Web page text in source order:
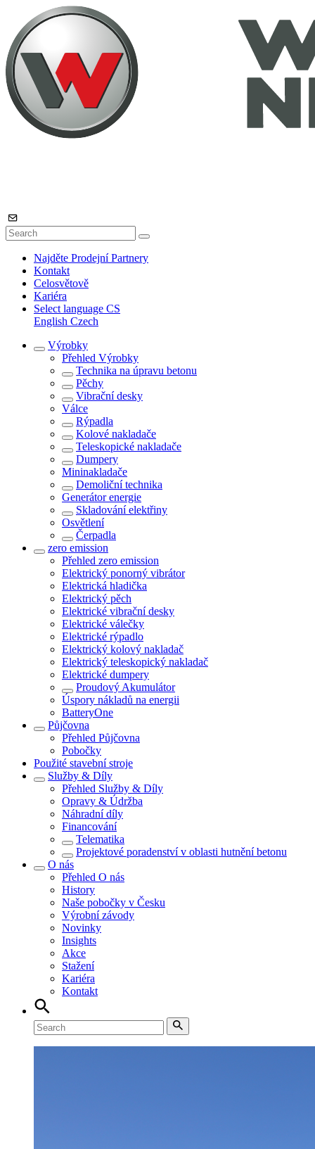
Najděte Prodejní Partnery
Kontakt
Celosvětově
Kariéra
Select language CS
English Czech
Výrobky
Přehled Výrobky
Technika na úpravu betonu
Pěchy
Vibrační desky
Válce
Rýpadla
Kolové nakladače
Teleskopické nakladače
Dumpery
Mininakladače
Demoliční technika
Generátor energie
Skladování elektřiny
Osvětlení
Čerpadla
zero emission
Přehled zero emission
Elektrický ponorný vibrátor
Elektrická hladička
Elektrický pěch
Elektrické vibrační desky
Elektrické válečky
Elektrické rýpadlo
Elektrický kolový nakladač
Elektrický teleskopický nakladač
Elektrické dumpery
Proudový Akumulátor
Úspory nákladů na energii
BatteryOne
Půjčovna
Přehled Půjčovna
Pobočky
Použité stavební stroje
Služby & Díly
Přehled Služby & Díly
Opravy & Údržba
Náhradní díly
Financování
Telematika
Projektové poradenství v oblasti hutnění betonu
O nás
Přehled O nás
History
Naše pobočky v Česku
Výrobní závody
Novinky
Insights
Akce
Stažení
Kariéra
Kontakt